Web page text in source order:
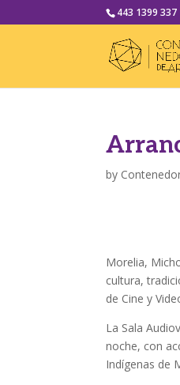
443 1399 337
by
Morelia,
cultura,
de Cine y
La Sala
noche, con
Indígenas de